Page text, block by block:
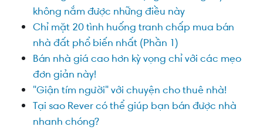
không nắm được những điều này
Chỉ mặt 20 tình huống tranh chấp mua bán
nhà đất phổ biến nhất (Phần 1)
Bán nhà giá cao hơn kỳ vọng chỉ với các mẹo
đơn giản này!
"Giận tím người" với chuyện cho thuê nhà!
Tại sao Rever có thể giúp bạn bán được nhà
nhanh chóng?